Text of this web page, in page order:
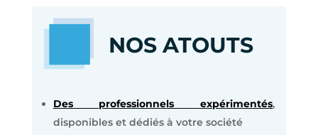
NOS ATOUTS
Des professionnels expérimentés,
disponibles et dédiés à votre société